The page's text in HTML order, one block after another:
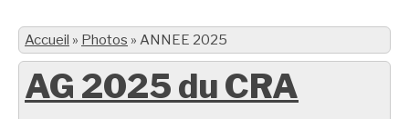
Accueil » Photos » ANNEE 2025
AG 2025 du CRA